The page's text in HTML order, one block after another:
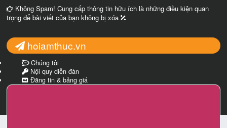
Không Spam! Cung cấp thông tin hữu ích là những điều kiện quan
trọng để bài viết của bạn không bị xóa
hoiamthuc.vn
Chúng tôi
Nội quy diễn đàn
Đăng tin & bảng giá